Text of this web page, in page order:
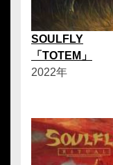
SOULFLY
「TOTEM」
2022年